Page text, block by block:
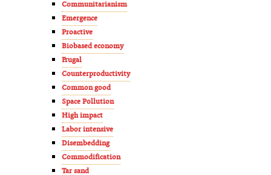
Communitarianism
Emergence
Proactive
Biobased economy
Frugal
Counterproductivity
Common good
Space Pollution
High impact
Labor intensive
Disembedding
Commodification
Tar sand